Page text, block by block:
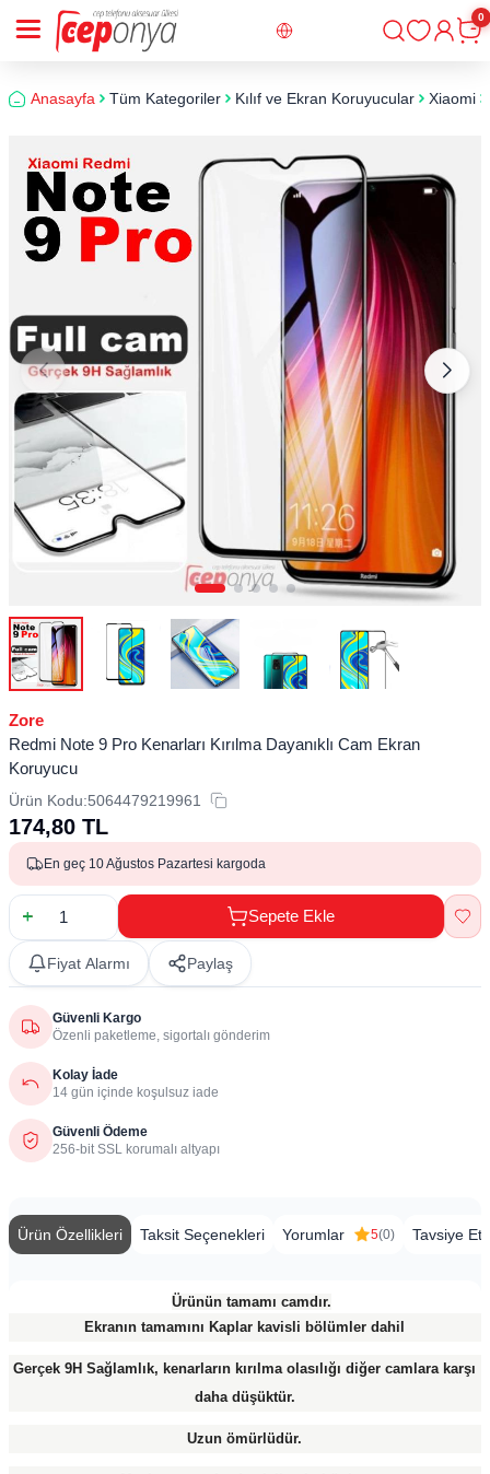
Giriş
0
Anasayfa Tüm Kategoriler Kılıf ve Ekran Koruyucular Xiaomi
Zore
Redmi Note 9 Pro Kenarları Kırılma Dayanıklı Cam Ekran
Koruyucu
Ürün Kodu:5064479219961
174,80 TL
En geç 10 Ağustos Pazartesi kargoda
Sepete Ekle
Fiyat Alarmı Paylaş
Güvenli Kargo
Özenli paketleme, sigortalı gönderim
Kolay İade
14 gün içinde koşulsuz iade
Güvenli Ödeme
256-bit SSL korumalı altyapı
Ürün Özellikleri Taksit Seçenekleri Yorumlar 5(0) Tavsiye Et
Ürünün tamamı camdır.
Ekranın tamamını Kaplar kavisli bölümler dahil
Gerçek 9H Sağlamlık, kenarların kırılma olasılığı diğer camlara karşı
daha düşüktür.
Uzun ömürlüdür.